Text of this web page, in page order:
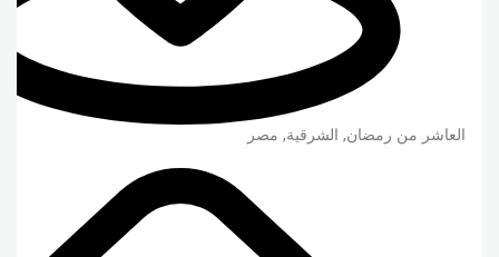
العاشر من رمضان, الشرقية, مصر